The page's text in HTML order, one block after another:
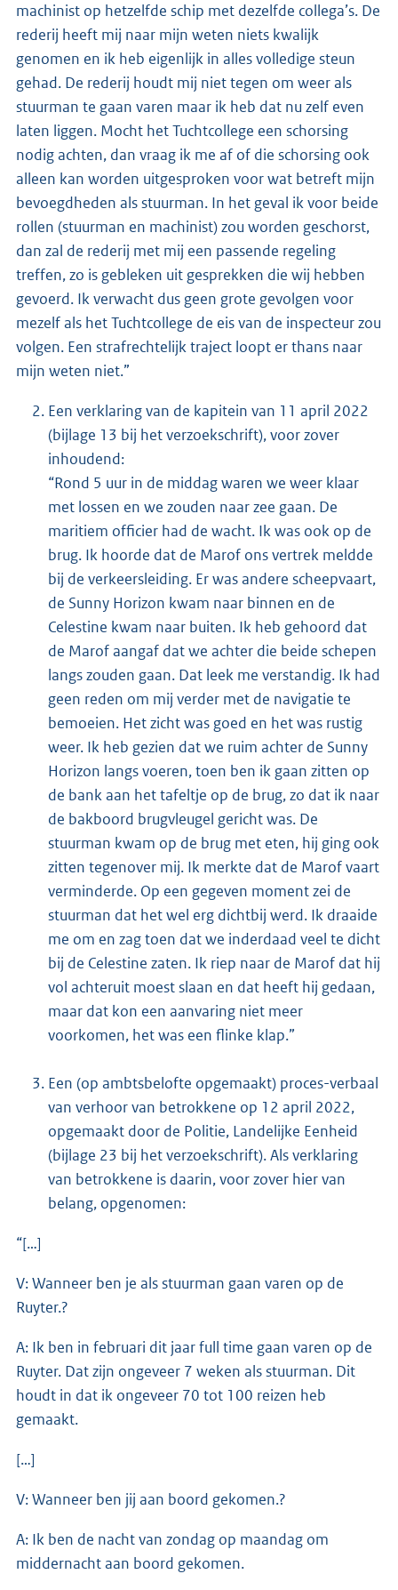
machinist op hetzelfde schip met dezelfde collega’s. De
rederij heeft mij naar mijn weten niets kwalijk
genomen en ik heb eigenlijk in alles volledige steun
gehad. De rederij houdt mij niet tegen om weer als
stuurman te gaan varen maar ik heb dat nu zelf even
laten liggen. Mocht het Tuchtcollege een schorsing
nodig achten, dan vraag ik me af of die schorsing ook
alleen kan worden uitgesproken voor wat betreft mijn
bevoegdheden als stuurman. In het geval ik voor beide
rollen (stuurman en machinist) zou worden geschorst,
dan zal de rederij met mij een passende regeling
treffen, zo is gebleken uit gesprekken die wij hebben
gevoerd. Ik verwacht dus geen grote gevolgen voor
mezelf als het Tuchtcollege de eis van de inspecteur zou
volgen. Een strafrechtelijk traject loopt er thans naar
mijn weten niet.”
Een verklaring van de kapitein van 11 april 2022
(bijlage 13 bij het verzoekschrift), voor zover
inhoudend:
“Rond 5 uur in de middag waren we weer klaar
met lossen en we zouden naar zee gaan. De
maritiem officier had de wacht. Ik was ook op de
brug. Ik hoorde dat de Marof ons vertrek meldde
bij de verkeersleiding. Er was andere scheepvaart,
de Sunny Horizon kwam naar binnen en de
Celestine kwam naar buiten. Ik heb gehoord dat
de Marof aangaf dat we achter die beide schepen
langs zouden gaan. Dat leek me verstandig. Ik had
geen reden om mij verder met de navigatie te
bemoeien. Het zicht was goed en het was rustig
weer. Ik heb gezien dat we ruim achter de Sunny
Horizon langs voeren, toen ben ik gaan zitten op
de bank aan het tafeltje op de brug, zo dat ik naar
de bakboord brugvleugel gericht was. De
stuurman kwam op de brug met eten, hij ging ook
zitten tegenover mij. Ik merkte dat de Marof vaart
verminderde. Op een gegeven moment zei de
stuurman dat het wel erg dichtbij werd. Ik draaide
me om en zag toen dat we inderdaad veel te dicht
bij de Celestine zaten. Ik riep naar de Marof dat hij
vol achteruit moest slaan en dat heeft hij gedaan,
maar dat kon een aanvaring niet meer
voorkomen, het was een flinke klap.”
Een (op ambtsbelofte opgemaakt) proces-verbaal
van verhoor van betrokkene op 12 april 2022,
opgemaakt door de Politie, Landelijke Eenheid
(bijlage 23 bij het verzoekschrift). Als verklaring
van betrokkene is daarin, voor zover hier van
belang, opgenomen:
“[…]
V: Wanneer ben je als stuurman gaan varen op de
Ruyter.?
A: Ik ben in februari dit jaar full time gaan varen op de
Ruyter. Dat zijn ongeveer 7 weken als stuurman. Dit
houdt in dat ik ongeveer 70 tot 100 reizen heb
gemaakt.
[…]
V: Wanneer ben jij aan boord gekomen.?
A: Ik ben de nacht van zondag op maandag om
middernacht aan boord gekomen.